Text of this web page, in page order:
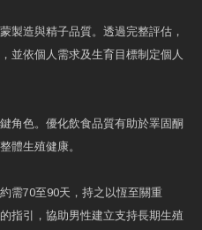
製造與精子品質。透過完整評估，
並依個人需求及生育目標制定個人
角色。優化飲食品質有助於睪固酮
體生殖健康。
需70至90天，持之以恆至關重
指引，協助男性建立支持長期生殖